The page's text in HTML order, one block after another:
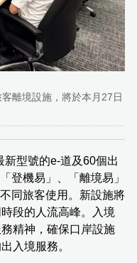
離境設施，將於本月27日
新型號的e-道及60個出
登機易」、「離境易」
同旅客使用。新設施將
段的人流高峰。入境
精神，確保口岸設施
入境服務。